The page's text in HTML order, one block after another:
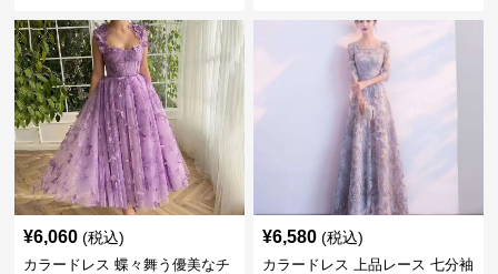
¥6,060 (税込)
カラードレス 蝶々舞う優美なチ
¥6,580 (税込)
カラードレス 上品レース 七分袖